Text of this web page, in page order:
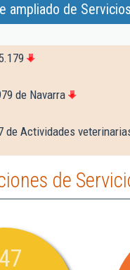
ampliado de
de Navarra
de Actividades
de